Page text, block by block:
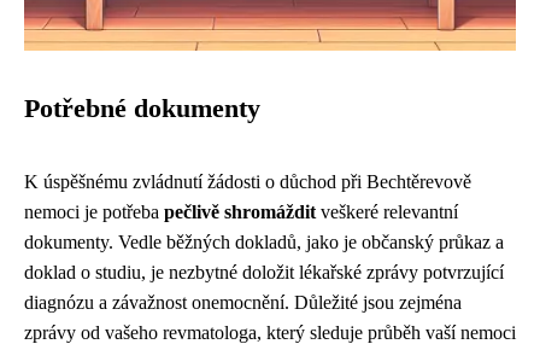
Potřebné dokumenty
K úspěšnému zvládnutí žádosti o důchod při Bechtěrevově
nemoci je potřeba pečlivě shromáždit veškeré relevantní
dokumenty. Vedle běžných dokladů, jako je občanský průkaz a
doklad o studiu, je nezbytné doložit lékařské zprávy potvrzující
diagnózu a závažnost onemocnění. Důležité jsou zejména
zprávy od vašeho revmatologa, který sleduje průběh vaší nemoci